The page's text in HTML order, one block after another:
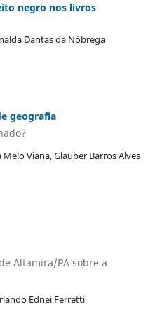
negro nos livros
Dantas da Nóbrega
geografia
Viana, Glauber Barros Alves
Altamira/PA sobre a
Ednei Ferretti